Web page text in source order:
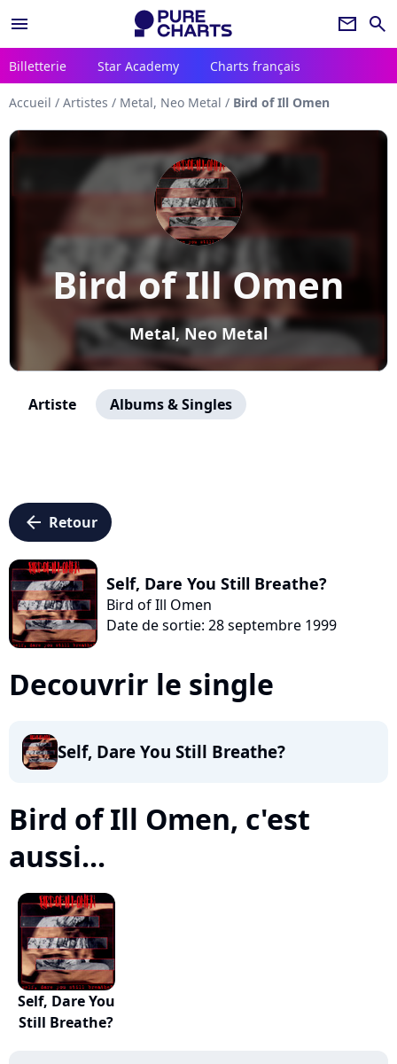
menu newsletter search
Billetterie Star Academy Charts français
Accueil / Artistes / Metal, Neo Metal / Bird of Ill Omen
Bird of Ill Omen
Metal, Neo Metal
Artiste Albums & Singles
arrow_left Retour
Self, Dare You Still Breathe?
Bird of Ill Omen
Date de sortie: 28 septembre 1999
Decouvrir le single
Self, Dare You Still Breathe?
Bird of Ill Omen, c'est
aussi...
Self, Dare You
Still Breathe?